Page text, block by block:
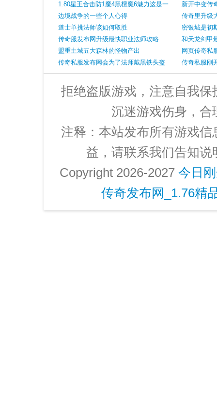
天魔战手镯是亮点！
1.80星王合击防1魔4黑檀魔6魅力这是一
位低调的女法师
边境战争的一些个人心得
道士单挑法师该如何取胜
传奇服发布网升级最快职业法师攻略
盟重土城五大森林的怪物产出
传奇私服发布网会为了法师戴黑铁头盔
而更新腰带和靴子吗？
即将来袭
新开中变传
传奇里升级
密银城是初
和天龙剑甲
网页传奇私
围秒杀级攻
传奇私服刚
果然亮眼！
拒绝盗版游戏，注意自我
沉迷游戏伤身，合
注释：本站发布所有游戏
益，请联系我们告知
Copyright 2026-2027 今日
传奇发布网_1.76精